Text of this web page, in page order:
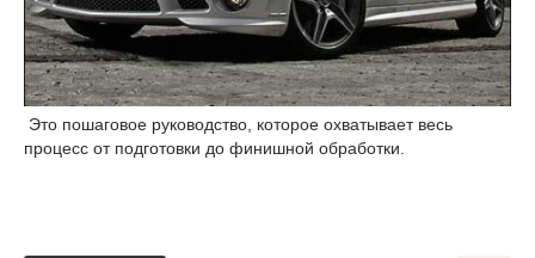
Это пошаговое руководство, которое охватывает весь
процесс от подготовки до финишной обработки.